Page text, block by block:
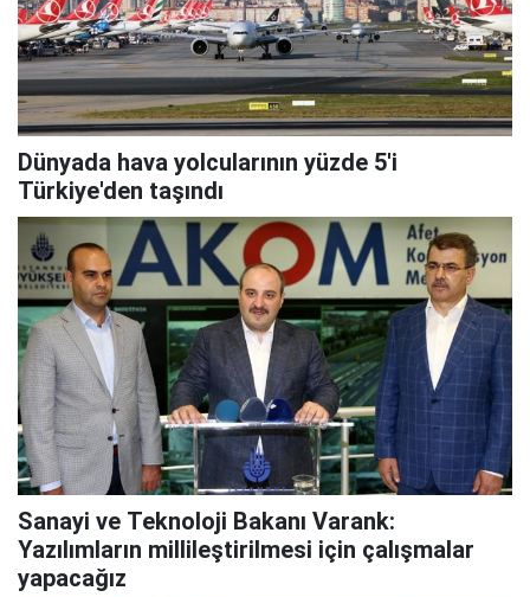
Dünyada hava yolcularının yüzde 5'i
Türkiye'den taşındı
Sanayi ve Teknoloji Bakanı Varank:
Yazılımların millileştirilmesi için çalışmalar
yapacağız